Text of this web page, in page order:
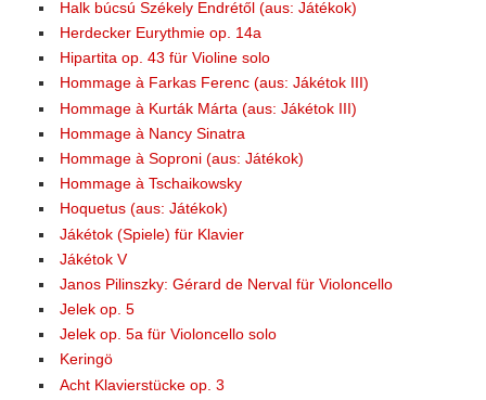
Halk búcsú Székely Endrétől (aus: Játékok)
Herdecker Eurythmie op. 14a
Hipartita op. 43 für Violine solo
Hommage à Farkas Ferenc (aus: Jákétok III)
Hommage à Kurták Márta (aus: Jákétok III)
Hommage à Nancy Sinatra
Hommage à Soproni (aus: Játékok)
Hommage à Tschaikowsky
Hoquetus (aus: Játékok)
Jákétok (Spiele) für Klavier
Jákétok V
Janos Pilinszky: Gérard de Nerval für Violoncello
Jelek op. 5
Jelek op. 5a für Violoncello solo
Keringö
Acht Klavierstücke op. 3